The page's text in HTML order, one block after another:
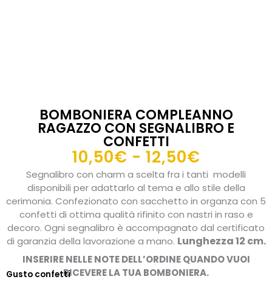
BOMBONIERA COMPLEANNO
RAGAZZO CON SEGNALIBRO E
CONFETTI
10,50€ - 12,50€
di
prezzo:
da
10,50€
a
12,50€
Segnalibro con charm a scelta fra i tanti modelli
disponibili per adattarlo al tema e allo stile della
cerimonia. Confezionato con sacchetto in organza con 5
confetti di ottima qualità rifinito con nastri in raso e
decoro. Ogni segnalibro è accompagnato dal certificato
di garanzia della lavorazione a mano. Lunghezza 12 cm.
INSERIRE NELLE NOTE DELL’ORDINE QUANDO VUOI
RICEVERE LA TUA BOMBONIERA.
Gusto confetti
Bomboniera